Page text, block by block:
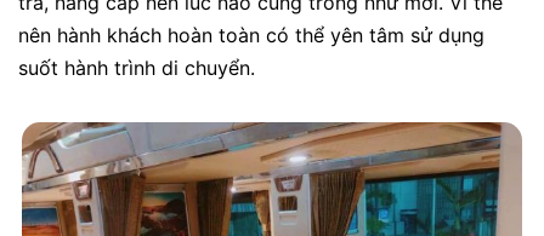
nên hành khách hoàn toàn có thể yên tâm sử dụng
suốt hành trình di chuyển.